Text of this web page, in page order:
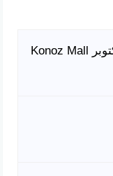
مول كنوز حدائق أكتوبر Konoz Mall